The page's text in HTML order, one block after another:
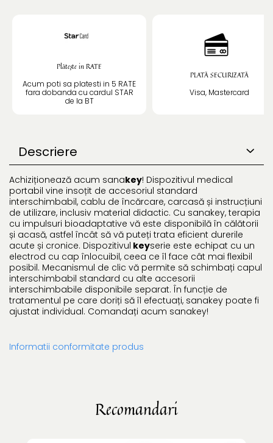
Plătește in RATE
Acum poti sa platesti in 5 RATE
fara dobanda cu cardul STAR
de la BT
PLATĂ SECURIZATĂ
Visa, Mastercard
Descriere
Achiziționează acum sanakey! Dispozitivul medical
portabil vine insoțit de accesoriul standard
interschimbabil, cablu de încărcare, carcasă și instrucțiuni
de utilizare, inclusiv material didactic. Cu sanakey, terapia
cu impulsuri bioadaptative vă este disponibilă în călătorii
și acasă, astfel încât să vă puteți trata eficient durerile
acute și cronice. Dispozitivul keyserie este echipat cu un
electrod cu cap înlocuibil, ceea ce îl face cât mai flexibil
posibil. Mecanismul de clic vă permite să schimbați capul
interschimbabil standard cu alte accesorii
interschimbabile disponibile separat. În funcție de
tratamentul pe care doriți să îl efectuați, sanakey poate fi
ajustat individual. Comandați acum sanakey!
Informatii conformitate produs
Recomandari